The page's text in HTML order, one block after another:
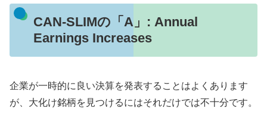
CAN-SLIMの「A」: Annual
Earnings Increases
企業が一時的に良い決算を発表することはよくあります
が、大化け銘柄を見つけるにはそれだけでは不十分です。